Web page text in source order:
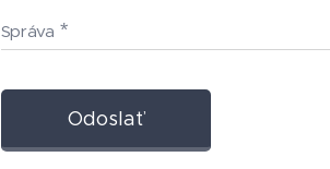
Správa
Odoslať